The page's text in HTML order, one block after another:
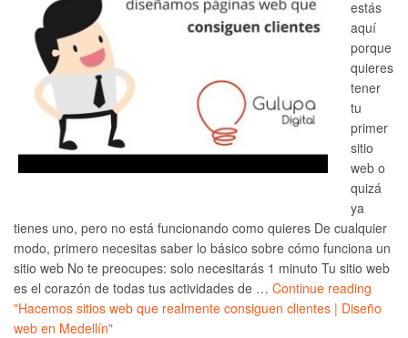
estás
aquí
porque
quieres
tener
tu
primer
sitio
web o
quizá
ya
tienes uno, pero no está funcionando como quieres De cualquier
modo, primero necesitas saber lo básico sobre cómo funciona un
sitio web No te preocupes: solo necesitarás 1 minuto Tu sitio web
es el corazón de todas tus actividades de … Continue reading
"Hacemos sitios web que realmente consiguen clientes | Diseño
web en Medellín"